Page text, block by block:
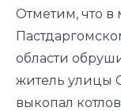
Отметим, что в
области
житель улицы
выкопал